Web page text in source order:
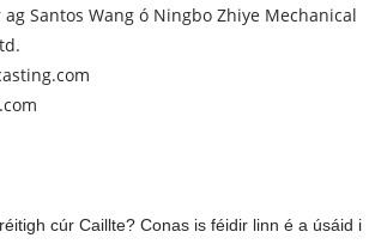
Santos Wang ó Ningbo Zhiye Mechanical
cúr Caillte? Conas is féidir linn é a úsáid i